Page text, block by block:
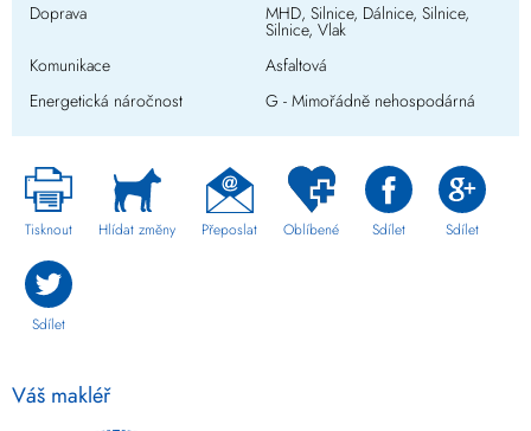
Doprava
MHD, Silnice, Dálnice, Silnice,
Silnice, Vlak
Komunikace
Asfaltová
Energetická náročnost
G - Mimořádně nehospodárná
Tisknout Hlídat změny Přeposlat Oblíbené Sdílet Sdílet
Sdílet
Váš makléř